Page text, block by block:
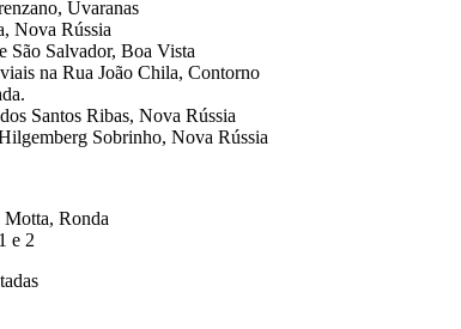
Uvaranas
Nova Rússia
São Salvador, Boa Vista
na Rua João Chila, Contorno
Santos Ribas, Nova Rússia
Sobrinho, Nova Rússia
Motta, Ronda
e 2